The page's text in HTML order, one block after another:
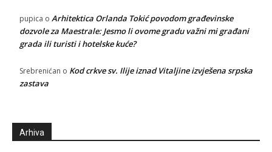
pupica o Arhitektica Orlanda Tokić povodom građevinske
dozvole za Maestrale: Jesmo li ovome gradu važni mi građani
grada ili turisti i hotelske kuće?
Srebrenićan o Kod crkve sv. Ilije iznad Vitaljine izvješena srpska
zastava
Arhiva